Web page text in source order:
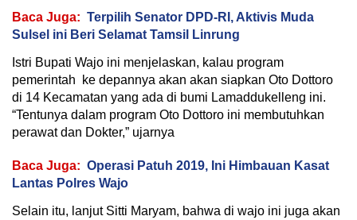
Baca Juga: Terpilih Senator DPD-RI, Aktivis Muda
Sulsel ini Beri Selamat Tamsil Linrung
Istri Bupati Wajo ini menjelaskan, kalau program
pemerintah ke depannya akan akan siapkan Oto Dottoro
di 14 Kecamatan yang ada di bumi Lamaddukelleng ini.
“Tentunya dalam program Oto Dottoro ini membutuhkan
perawat dan Dokter,” ujarnya
Baca Juga: Operasi Patuh 2019, Ini Himbauan Kasat
Lantas Polres Wajo
Selain itu, lanjut Sitti Maryam, bahwa di wajo ini juga akan